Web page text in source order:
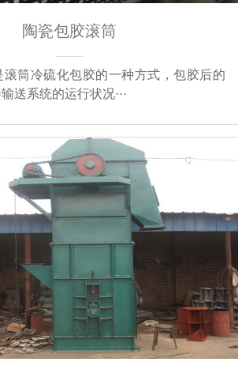
陶瓷包胶滚筒
筒冷硫化包胶的一种方式，包胶后的
送系统的运行状况···